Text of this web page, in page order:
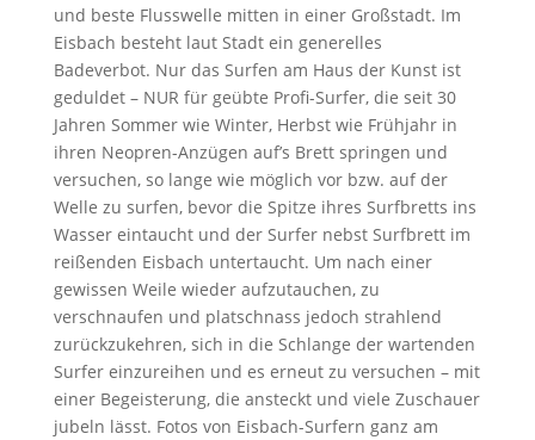
und beste Flusswelle mitten in einer Großstadt. Im
Eisbach besteht laut Stadt ein generelles
Badeverbot. Nur das Surfen am Haus der Kunst ist
geduldet – NUR für geübte Profi-Surfer, die seit 30
Jahren Sommer wie Winter, Herbst wie Frühjahr in
ihren Neopren-Anzügen auf’s Brett springen und
versuchen, so lange wie möglich vor bzw. auf der
Welle zu surfen, bevor die Spitze ihres Surfbretts ins
Wasser eintaucht und der Surfer nebst Surfbrett im
reißenden Eisbach untertaucht. Um nach einer
gewissen Weile wieder aufzutauchen, zu
verschnaufen und platschnass jedoch strahlend
zurückzukehren, sich in die Schlange der wartenden
Surfer einzureihen und es erneut zu versuchen – mit
einer Begeisterung, die ansteckt und viele Zuschauer
jubeln lässt. Fotos von Eisbach-Surfern ganz am